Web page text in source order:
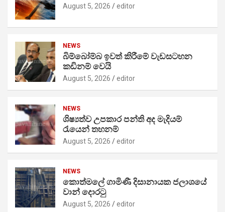
August 5, 2026 editor
NEWS
බිම්බෝම්බ ඉවත් කිරීමේ වැඩසටහන
කඩිනම් වෙයි
August 5, 2026 editor
NEWS
ශිෂ්‍යත්ව උපකාර පන්ති අද මැදියම්
රැයෙන් තහනම්
August 5, 2026 editor
NEWS
කොත්මලේ ගාමිණී දිසානායක ජලාශයේ
වාන් දොරටු
August 5, 2026 editor